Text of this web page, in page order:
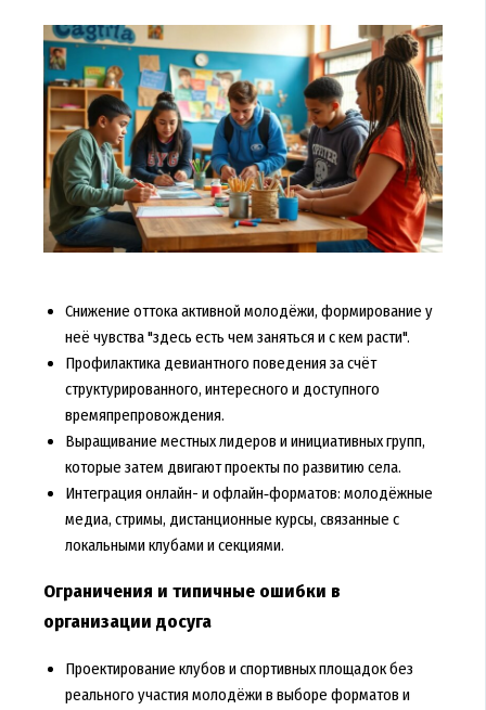
Снижение оттока активной молодёжи, формирование у
неё чувства "здесь есть чем заняться и с кем расти".
Профилактика девиантного поведения за счёт
структурированного, интересного и доступного
времяпрепровождения.
Выращивание местных лидеров и инициативных групп,
которые затем двигают проекты по развитию села.
Интеграция онлайн- и офлайн‑форматов: молодёжные
медиа, стримы, дистанционные курсы, связанные с
локальными клубами и секциями.
Ограничения и типичные ошибки в
организации досуга
Проектирование клубов и спортивных площадок без
реального участия молодёжи в выборе форматов и